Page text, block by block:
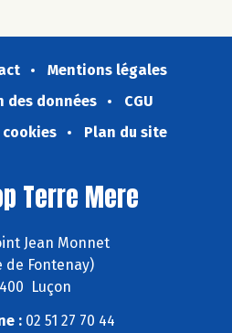
Mentions légales
des données
CGU
Plan du site
Terre Mere
Jean Monnet
de Fontenay)
Luçon
:02 51 27 70 44